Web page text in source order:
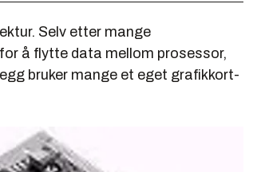
Selv etter mange
å flytte data mellom prosessor,
bruker mange et eget grafikkort-